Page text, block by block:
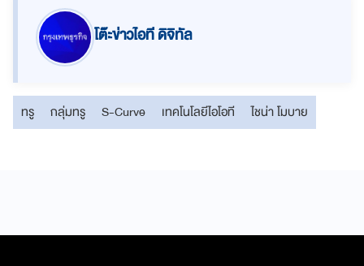
โต๊ะข่าวไอที ดิจิทัล
ทรู กลุ่มทรู S-Curve เทคโนโลยีไอโอที ไชน่า โมบาย